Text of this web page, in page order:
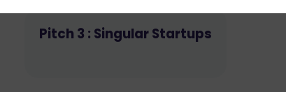
Pitch 3 : Singular Startups